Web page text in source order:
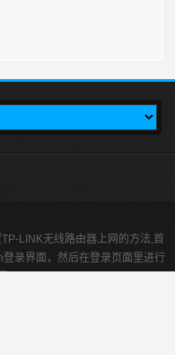
LINK无线路由器上网的方法,首
录界面，然后在登录页面里进行